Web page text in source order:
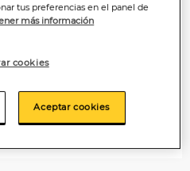
tus preferencias en el panel de
más información
cookies
Aceptar cookies